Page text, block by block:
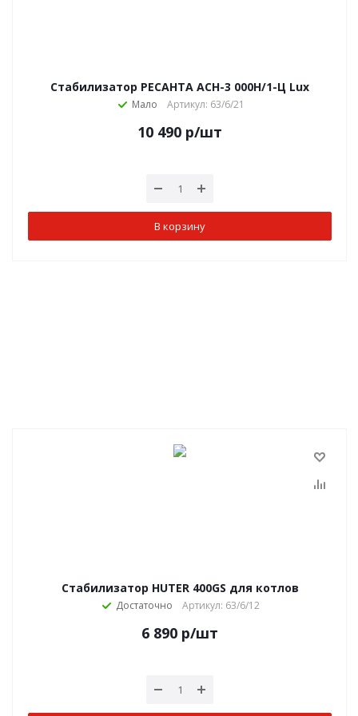
Стабилизатор РЕСАНТА АСН-3 000Н/1-Ц Lux
Мало Артикул: 63/6/21
10 490 р/шт
В корзину
Стабилизатор HUTER 400GS для котлов
Достаточно Артикул: 63/6/12
6 890 р/шт